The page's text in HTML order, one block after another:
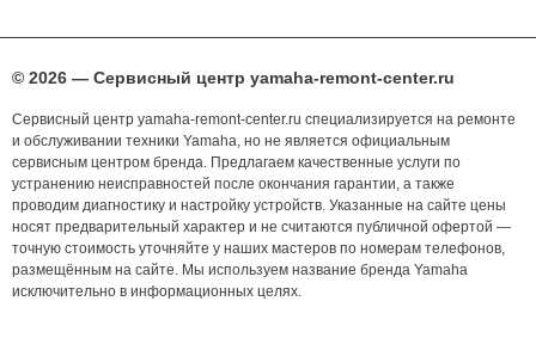
© 2026 — Сервисный центр yamaha-remont-center.ru
Сервисный центр yamaha-remont-center.ru специализируется на ремонте
и обслуживании техники Yamaha, но не является официальным
сервисным центром бренда. Предлагаем качественные услуги по
устранению неисправностей после окончания гарантии, а также
проводим диагностику и настройку устройств. Указанные на сайте цены
носят предварительный характер и не считаются публичной офертой —
точную стоимость уточняйте у наших мастеров по номерам телефонов,
размещённым на сайте. Мы используем название бренда Yamaha
исключительно в информационных целях.